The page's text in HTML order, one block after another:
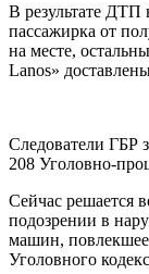
В результате ДТП
пассажирка от
на месте,
Lanos»
Следователи ГБР
208 Уголовно-
Сейчас решается
подозрении в
машин, повлекшее
Уголовного